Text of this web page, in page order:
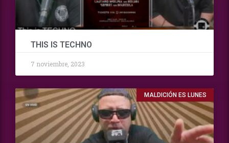
THIS IS TECHNO
7 noviembre, 2023
MALDICIÓN ES LUNES